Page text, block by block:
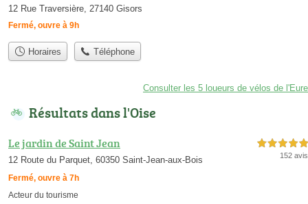
12 Rue Traversière, 27140 Gisors
Fermé, ouvre à 9h
Horaires Téléphone
Consulter les 5 loueurs de vélos de l'Eure
Résultats dans l'Oise
Le jardin de Saint Jean
12 Route du Parquet, 60350 Saint-Jean-aux-Bois
Fermé, ouvre à 7h
5,0 étoiles sur 5
152 avis
Acteur du tourisme